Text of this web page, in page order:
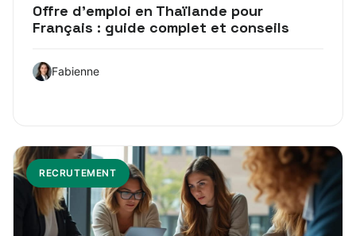
Offre d’emploi en Thaïlande pour
Français : guide complet et conseils
Fabienne
RECRUTEMENT